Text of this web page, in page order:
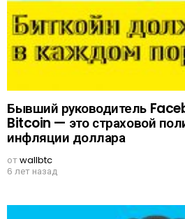
Бывший руководитель
Bitcoin — это страховой
инфляции доллара
отwallbtc
6 лет назад